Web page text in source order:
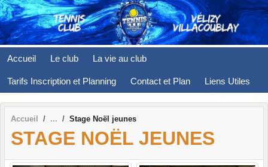
Accueil Le club La vie au club
Tarifs Inscription et Planning Contact et Plan Liens Utiles
Accueil Stage Noël jeunes
STAGE NOËL JEUNES
Panneau de gestion des cookies